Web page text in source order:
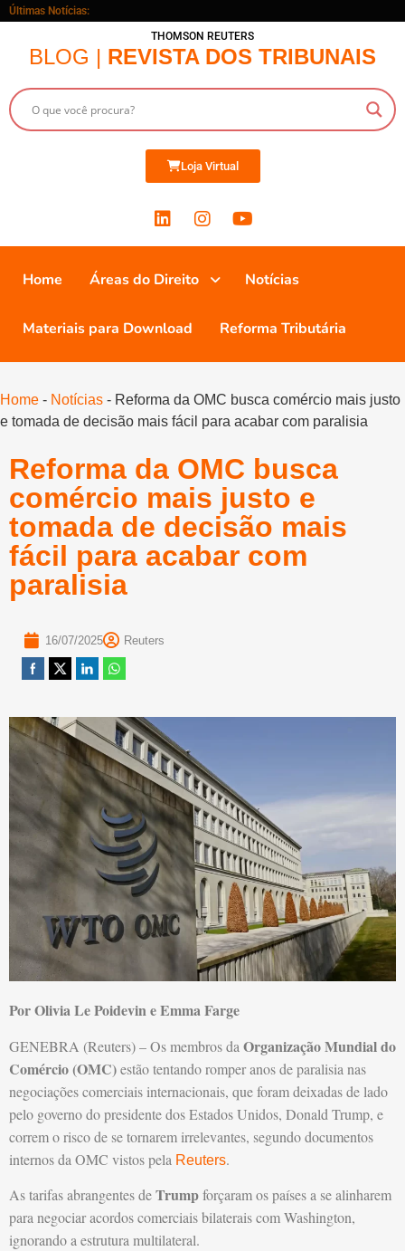
Últimas Notícias:
THOMSON REUTERS
BLOG | REVISTA DOS TRIBUNAIS
Loja Virtual
Home Áreas do Direito Notícias
Materiais para Download Reforma Tributária
Home - Notícias - Reforma da OMC busca comércio mais justo
e tomada de decisão mais fácil para acabar com paralisia
Reforma da OMC busca
comércio mais justo e
tomada de decisão mais
fácil para acabar com
paralisia
16/07/2025 Reuters
Por Olivia Le Poidevin e Emma Farge
GENEBRA (Reuters) – Os membros da Organização Mundial do
Comércio (OMC)estão tentando romper anos de paralisia nas
negociações comerciais internacionais, que foram deixadas de lado
pelo governo do presidente dos Estados Unidos, Donald Trump, e
correm o risco de se tornarem irrelevantes, segundo documentos
internos da OMC vistos pela Reuters.
As tarifas abrangentes deTrumpforçaram os países a se alinharem
para negociar acordos comerciais bilaterais com Washington,
ignorando a estrutura multilateral.